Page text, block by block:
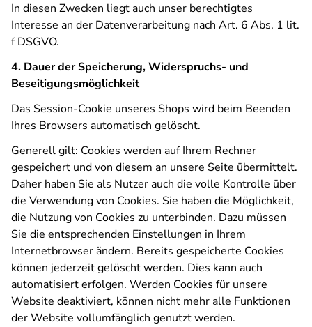
In diesen Zwecken liegt auch unser berechtigtes
Interesse an der Datenverarbeitung nach Art. 6 Abs. 1 lit.
f DSGVO.
4. Dauer der Speicherung, Widerspruchs- und
Beseitigungsmöglichkeit
Das Session-Cookie unseres Shops wird beim Beenden
Ihres Browsers automatisch gelöscht.
Generell gilt: Cookies werden auf Ihrem Rechner
gespeichert und von diesem an unsere Seite übermittelt.
Daher haben Sie als Nutzer auch die volle Kontrolle über
die Verwendung von Cookies. Sie haben die Möglichkeit,
die Nutzung von Cookies zu unterbinden. Dazu müssen
Sie die entsprechenden Einstellungen in Ihrem
Internetbrowser ändern. Bereits gespeicherte Cookies
können jederzeit gelöscht werden. Dies kann auch
automatisiert erfolgen. Werden Cookies für unsere
Website deaktiviert, können nicht mehr alle Funktionen
der Website vollumfänglich genutzt werden.